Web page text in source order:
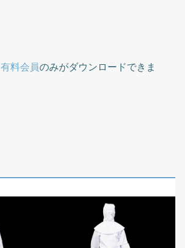
有料会員のみがダウンロードできま